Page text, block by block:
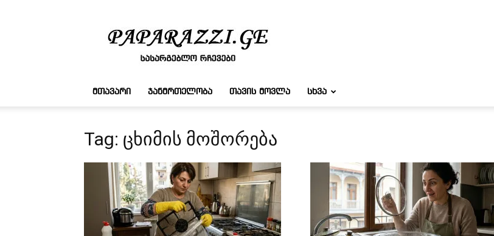
რჩევები
ᲛᲗᲐᲕᲐᲠᲘ ᲯᲐᲜᲛᲠᲗᲔᲚᲝᲑᲐ ᲗᲐᲕᲘᲡ ᲛᲝᲕᲚᲐ ᲡᲮᲕᲐ
Tag: ცხიმის მოშორება